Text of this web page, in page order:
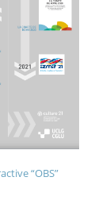
“OBS”